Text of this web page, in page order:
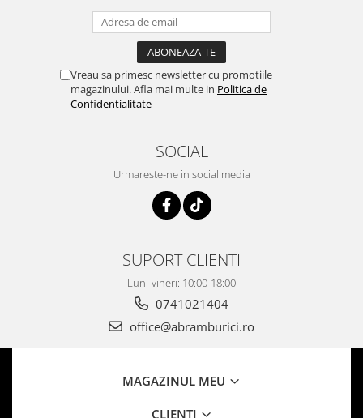
Vreau sa primesc newsletter cu promotiile
magazinului. Afla mai multe in Politica de
Confidentialitate
SOCIAL
Urmareste-ne in social media
SUPORT CLIENTI
Luni-vineri: 10:00-18:00
0741021404
office@abramburici.ro
MAGAZINUL MEU
CLIENTI